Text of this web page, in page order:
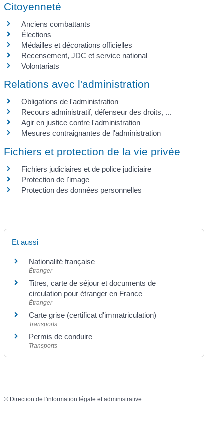
Citoyenneté
Anciens combattants
Élections
Médailles et décorations officielles
Recensement, JDC et service national
Volontariats
Relations avec l'administration
Obligations de l'administration
Recours administratif, défenseur des droits, ...
Agir en justice contre l'administration
Mesures contraignantes de l'administration
Fichiers et protection de la vie privée
Fichiers judiciaires et de police judiciaire
Protection de l'image
Protection des données personnelles
Et aussi
Nationalité française
Étranger
Titres, carte de séjour et documents de
circulation pour étranger en France
Étranger
Carte grise (certificat d'immatriculation)
Transports
Permis de conduire
Transports
© Direction de l'information légale et administrative